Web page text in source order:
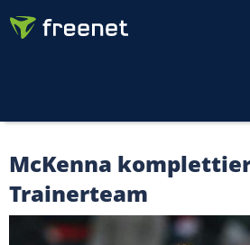
McKenna
Trainerteam